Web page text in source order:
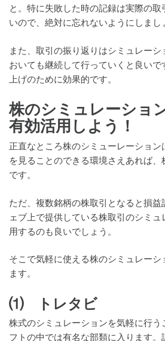
と。特に失敗した時の記録は実際の
いので、絶対に忘れないようにしまし
また、取引の振り返りはシミュレー
おいても継続して行っていくと良い
上げのために効果的です。
株のシミュレーショ
有効活用しよう！
正直なところ株のシミューレーショ
を見ることのできる環境さえあれば
です。
ただ、複数銘柄の株取引となると損益
ェブ上で提供している株取引のシミュ
用するのも良いでしょう。
そこで気軽に使える株のシミュレーシ
ます。
⑴ トレタビ
株式のシミュレーションを気軽に行う
フトの中では有名な部類に入ります